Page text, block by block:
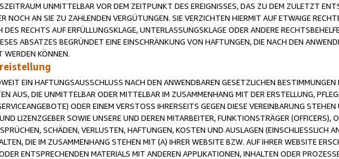
UNMITTELBAR VOR DEM ZEITPUNKT DES EREIGNISSES, DAS ZU DEM ZULETZT
NOCH AN SIE ZU ZAHLENDEN VERGÜTUNGEN. SIE VERZICHTEN HIERMIT AUF ETWAIGE
DES RECHTS AUF ERFÜLLUNGSKLAGE, UNTERLASSUNGSKLAGE ODER ANDERE
ABSATZES BEGRÜNDET EINE EINSCHRÄNKUNG VON HAFTUNGEN, DIE NACH DEN
WERDEN KÖNNEN.
EIN HAFTUNGSAUSSCHLUSS NACH DEN ANWENDBAREN GESETZLICHEN BESTIMMUNGEN
AUS, DIE UNMITTELBAR ODER MITTELBAR IM ZUSAMMENHANG MIT DER ERSTELLUNG,
ODER EINEM VERSTOSS IHRERSEITS GEGEN DIESE VEREINBARUNG
LIZENZGEBER SOWIE UNSERE UND DEREN MITARBEITER, FUNKTIONSTRÄGER (OFFICERS),
SCHÄDEN, VERLUSTEN, HAFTUNGEN, KOSTEN UND AUSLAGEN (EINSCHLIESSLICH
DIE IM ZUSAMMENHANG STEHEN MIT (A) IHRER WEBSITE BZW. AUF IHRER WEBSITE
ENTSPRECHENDEN MATERIALS MIT ANDEREN APPLIKATIONEN, INHALTEN ODER